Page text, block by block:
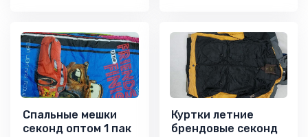
Спальные мешки
секонд оптом 1 пак
Куртки летние
брендовые секонд